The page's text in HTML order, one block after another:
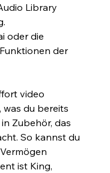
Library
oder die
der
video
was du bereits
Zubehör, das
So kannst du
ist King,